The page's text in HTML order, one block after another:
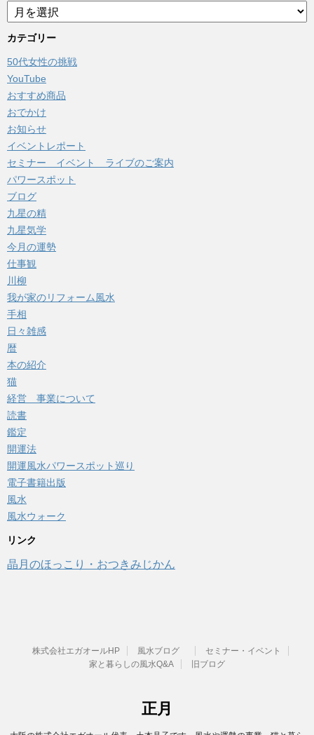
ア
ー
カ
ブ
カテゴリー
50代女性の挑戦
YouTube
おすすめ商品
おでかけ
お知らせ
イベントレポート
セミナー イベント ライブのご案内
パワースポット
ブログ
九星の精
九星気学
今月の運勢
仕事観
川柳
我が家のリフォーム風水
手相
日々雑感
暦
本の紹介
猫
経営 事業について
読書
鑑定
開運法
開運風水パワースポット巡り
電子書籍出版
風水
風水ウォーク
リンク
晶月のほっこり・おつきみじかん
株式会社エガオールHP 風水ブログ
セミナー・イベント
家と暮らしの風水Q&A
旧ブログ
正月